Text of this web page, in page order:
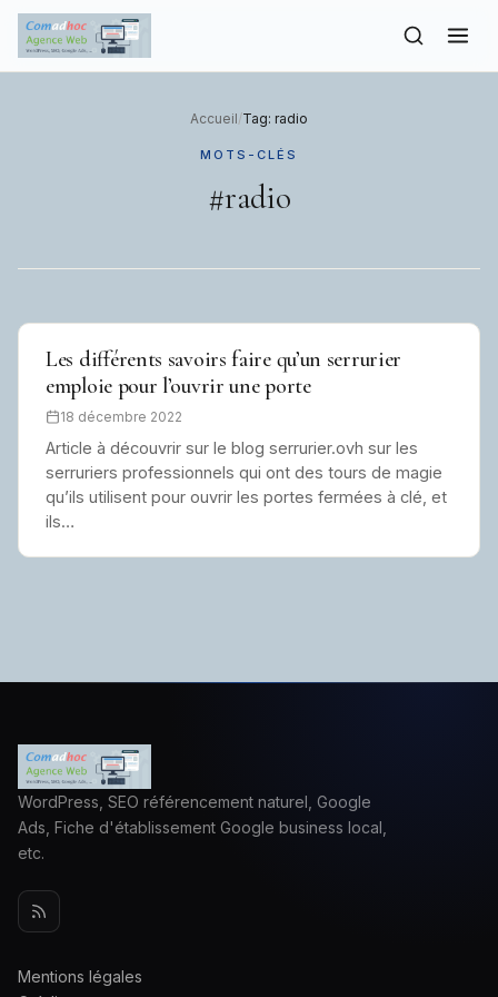
content
Accueil/Tag: radio
MOTS-CLÉS
#radio
Les différents savoirs faire qu’un serrurier
emploie pour l’ouvrir une porte
18 décembre 2022
Article à découvrir sur le blog serrurier.ovh sur les
serruriers professionnels qui ont des tours de magie
qu’ils utilisent pour ouvrir les portes fermées à clé, et
ils…
WordPress, SEO référencement naturel, Google
Ads, Fiche d'établissement Google business local,
etc.
Mentions légales